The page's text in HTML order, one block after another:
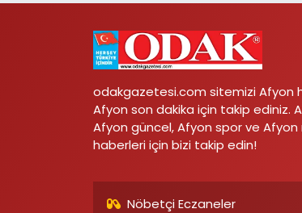
odakgazetesi.com sitemizi Afyon
Afyon son dakika için takip ediniz.
Afyon güncel, Afyon spor ve
haberleri için bizi takip edin!
Nöbetçi Eczaneler